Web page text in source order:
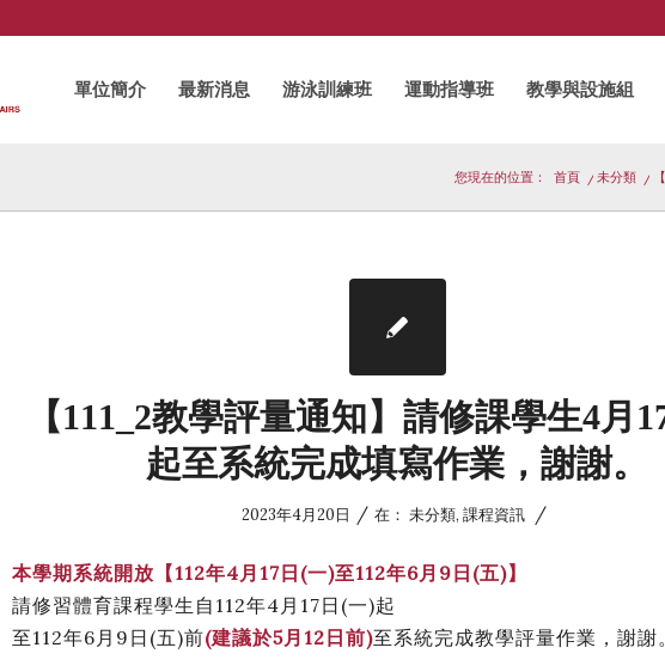
單位簡介 最新消息 游泳訓練班 運動指導班 教學與設施組
您現在的位置： 首頁 / 未分類 /
【111_2教學評量通知】請修課學生4月
起至系統完成填寫作業，謝謝。
2023年4月20日 / 在： 未分類, 課程資訊 /
本學期系統開放【112年4月17日(一)至112年6月9日(五)】
請修習體育課程學生自112年4月17日(一)起
至112年6月9日(五)前(建議於5月12日前)至系統完成教學評量作業，謝謝